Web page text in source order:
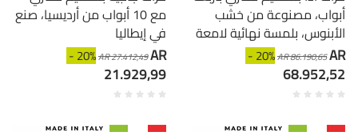
مع 10 أبواب من أرديسيا، صنع
في إيطاليا
- 20%AR 27.412,49AR
21.929,99
أبواب، مصنوعة من خشب
الأبنوس، بلمسة نهائية لامعة
- 20%AR 86.190,65AR
68.952,52